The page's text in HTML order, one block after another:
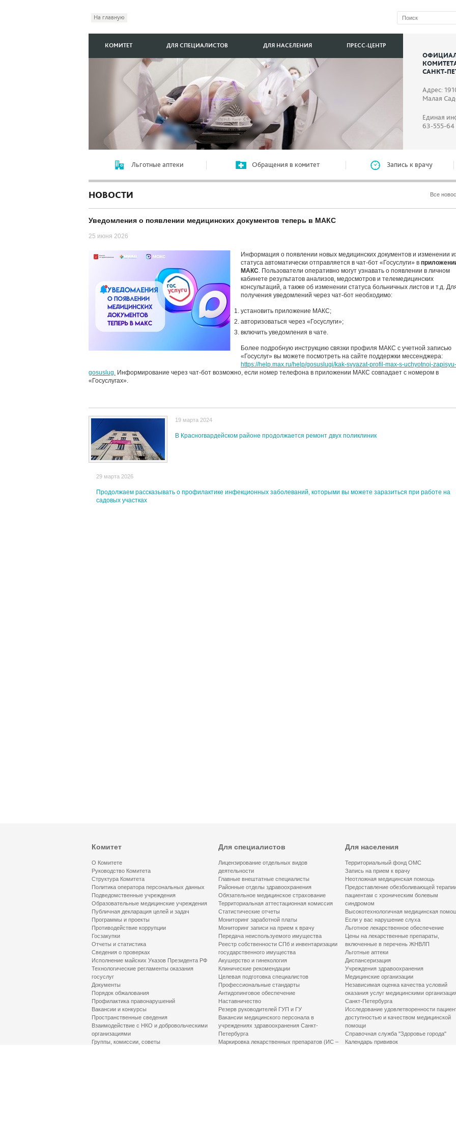
На главную
САНКТ-
Адрес:
Малая
Единая
63-555-64
КОМИТЕТ ДЛЯ СПЕЦИАЛИСТОВ ДЛЯ НАСЕЛЕНИЯ ПРЕСС-ЦЕНТР
Льготные аптеки Обращения в комитет Запись к врачу
НОВОСТИ Все
Уведомления о появлении медицинских документов теперь в МАКС
25 июня 2026
Информация о появлении новых медицинских документов и изменении
статуса автоматически отправляется в чат-бот «Госуслуги» в
MАКС. Пользователи оперативно могут узнавать о появлении в личном
кабинете результатов анализов, медосмотров и телемедицинских
консультаций, а также об изменении статуса больничных листов и т.д.
получения уведомлений через чат-бот необходимо:
установить приложение МАКС;
авторизоваться через «Госуслуги»;
включить уведомления в чате.
Более подробную инструкцию связки профиля МАКС с учетной записью
«Госуслуг» вы можете посмотреть на сайте поддержки мессенджера:
https://help.max.ru/help/gosuslugi/kak-svyazat-profil-max-s-uchyotnoj-zapisyu-
gosuslug. Информирование через чат-бот возможно, если номер телефона в приложении МАКС совпадает с номером в
«Госуслугах».
19 марта 2024
В Красногвардейском районе продолжается ремонт двух поликлиник
29 марта 2026
Продолжаем рассказывать о профилактике инфекционных заболеваний, которыми вы можете заразиться при работе на
садовых участках
Комитет
О Комитете
Руководство Комитета
Структура Комитета
Политика оператора персональных данных
Подведомственные учреждения
Образовательные медицинские учреждения
Публичная декларация целей и задач
Программы и проекты
Противодействие коррупции
Госзакупки
Отчеты и статистика
Сведения о проверках
Исполнение майских Указов Президента РФ
Технологические регламенты оказания
госуслуг
Документы
Порядок обжалования
Профилактика правонарушений
Вакансии и конкурсы
Пространственные сведения
Взаимодействие с НКО и добровольческими
организациями
Группы, комиссии, советы
Для специалистов
Лицензирование отдельных видов
деятельности
Главные внештатные специалисты
Районные отделы здравоохранения
Обязательное медицинское страхование
Территориальная аттестационная комиссия
Статистические отчеты
Мониторинг заработной платы
Мониторинг записи на прием к врачу
Передача неиспользуемого имущества
Реестр собственности СПб и инвентаризации
государственного имущества
Акушерство и гинекология
Клинические рекомендации
Целевая подготовка специалистов
Профессиональные стандарты
Антидопинговое обеспечение
Наставничество
Резерв руководителей ГУП и ГУ
Вакансии медицинского персонала в
учреждениях здравоохранения Санкт-
Петербурга
Маркировка лекарственных препаратов (ИС –
Для населения
Территориальный фонд ОМС
Запись на прием к врачу
Неотложная медицинская помощь
Предоставление обезболивающей
пациентам с хроническим болевым
синдромом
Высокотехнологичная медицинская
Если у вас нарушение слуха
Льготное лекарственное обеспечение
Цены на лекарственные препараты,
включенные в перечень ЖНВЛП
Льготные аптеки
Диспансеризация
Учреждения здравоохранения
Медицинские организации
Независимая оценка качества условий
оказания услуг медицинскими
Санкт-Петербурга
Исследование удовлетворенности
доступностью и качеством медицинской
помощи
Справочная служба "Здоровье города"
Календарь прививок